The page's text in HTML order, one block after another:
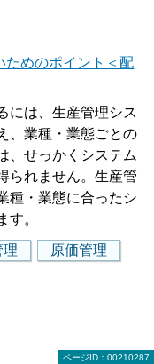
ためのポイント＜配
には、生産管理シス
、業種・業態ごとの
、せっかくシステム
られません。生産管
種・業態に合ったシ
す。
理
原価管理
ページID：00210287